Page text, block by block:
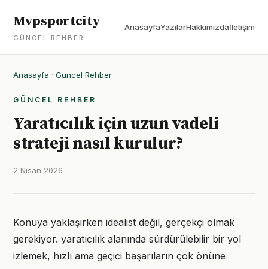
Mvpsportcity
GÜNCEL REHBER
AnasayfaYazılarHakkımızdaİletişim
Anasayfa · Güncel Rehber
GÜNCEL REHBER
Yaratıcılık için uzun vadeli
strateji nasıl kurulur?
2 Nisan 2026
Konuya yaklaşırken idealist değil, gerçekçi olmak
gerekiyor. yaratıcılık alanında sürdürülebilir bir yol
izlemek, hızlı ama geçici başarıların çok önüne